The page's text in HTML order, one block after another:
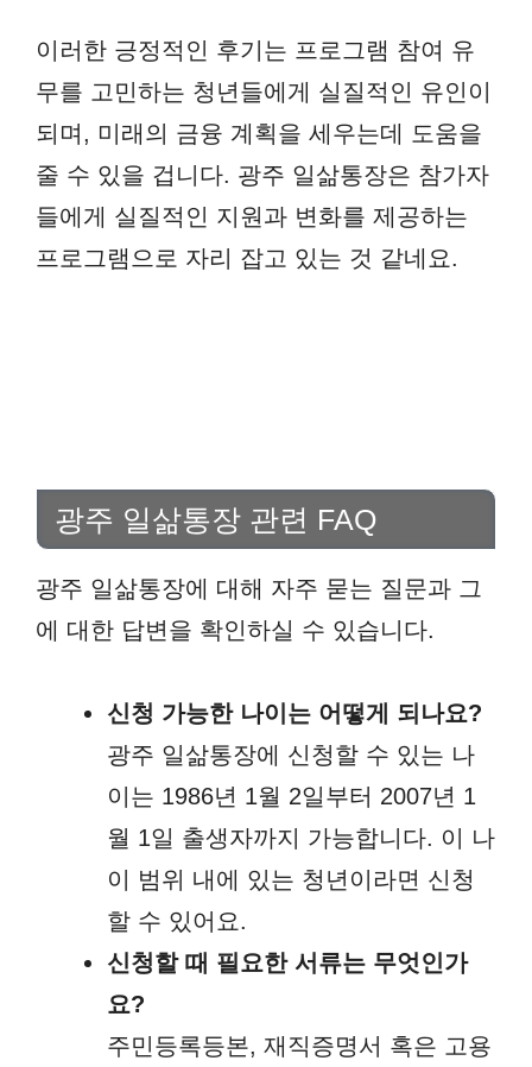
이러한 긍정적인 후기는 프로그램 참여 유
무를 고민하는 청년들에게 실질적인 유인이
되며, 미래의 금융 계획을 세우는데 도움을
줄 수 있을 겁니다. 광주 일삶통장은 참가자
들에게 실질적인 지원과 변화를 제공하는
프로그램으로 자리 잡고 있는 것 같네요.
광주 일삶통장 관련 FAQ
광주 일삶통장에 대해 자주 묻는 질문과 그
에 대한 답변을 확인하실 수 있습니다.
신청 가능한 나이는 어떻게 되나요?
광주 일삶통장에 신청할 수 있는 나
이는 1986년 1월 2일부터 2007년 1
월 1일 출생자까지 가능합니다. 이 나
이 범위 내에 있는 청년이라면 신청
할 수 있어요.
신청할 때 필요한 서류는 무엇인가
요?
주민등록등본, 재직증명서 혹은 고용